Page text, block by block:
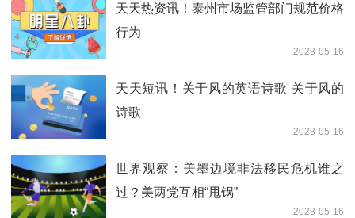
天天热资讯！泰州市场监管部门规范价格
行为
2023-05-16
天天短讯！关于风的英语诗歌 关于风的
诗歌
2023-05-16
世界观察：美墨边境非法移民危机谁之
过？美两党互相“甩锅”
2023-05-16